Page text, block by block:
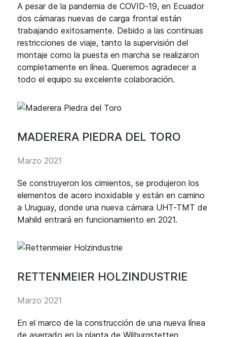
A pesar de la pandemia de COVID-19, en Ecuador
dos cámaras nuevas de carga frontal están
trabajando exitosamente. Debido a las continuas
restricciones de viaje, tanto la supervisión del
montaje como la puesta en marcha se realizaron
completamente en línea. Queremos agradecer a
todo el equipo su excelente colaboración.
MADERERA PIEDRA DEL TORO
Marzo 2021
Se construyeron los cimientos, se produjeron los
elementos de acero inoxidable y están en camino
a Uruguay, donde una nueva cámara UHT-TMT de
Mahild entrará en funcionamiento en 2021.
RETTENMEIER HOLZINDUSTRIE
Marzo 2021
En el marco de la construcción de una nueva línea